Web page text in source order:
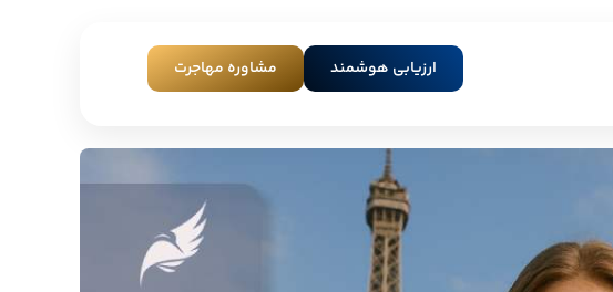
ارزیابی هوشمند مشاوره مهاجرت